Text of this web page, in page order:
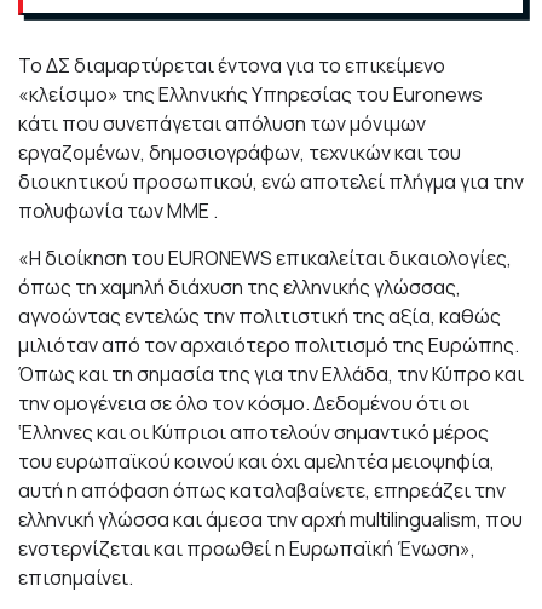
Το ΔΣ διαμαρτύρεται έντονα για το επικείμενο
«κλείσιμο» της Ελληνικής Υπηρεσίας του Euronews
κάτι που συνεπάγεται απόλυση των μόνιμων
εργαζομένων, δημοσιογράφων, τεχνικών και του
διοικητικού προσωπικού, ενώ αποτελεί πλήγμα για την
πολυφωνία των ΜΜΕ .
«H διοίκηση του EURONEWS επικαλείται δικαιολογίες,
όπως τη χαμηλή διάχυση της ελληνικής γλώσσας,
αγνοώντας εντελώς την πολιτιστική της αξία, καθώς
μιλιόταν από τον αρχαιότερο πολιτισμό της Ευρώπης.
Όπως και τη σημασία της για την Ελλάδα, την Κύπρο και
την ομογένεια σε όλο τον κόσμο. Δεδομένου ότι οι
‘Ελληνες και οι Κύπριοι αποτελούν σημαντικό μέρος
του ευρωπαϊκού κοινού και όχι αμελητέα μειοψηφία,
αυτή η απόφαση όπως καταλαβαίνετε, επηρεάζει την
ελληνική γλώσσα και άμεσα την αρχή multilingualism, που
ενστερνίζεται και προωθεί η Ευρωπαϊκή Ένωση»,
επισημαίνει.